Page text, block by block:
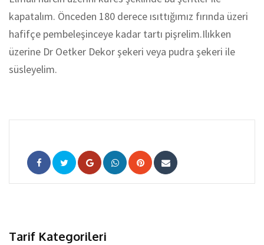
kapatalım. Önceden 180 derece ısıttığımız fırında üzeri
hafifçe pembeleşinceye kadar tartı pişrelim.Ilıkken
üzerine Dr Oetker Dekor şekeri veya pudra şekeri ile
süsleyelim.
Google+WhatsappPinterest
Share
Tarif Kategorileri